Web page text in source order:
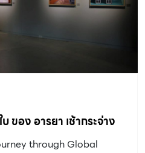
ของ อารยา เช้ากระจ่าง
through Global